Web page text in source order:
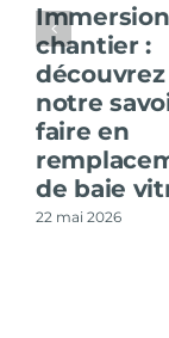
Immersion
chantier :
découvrez
notre
faire en
de baie
22 mai 2026